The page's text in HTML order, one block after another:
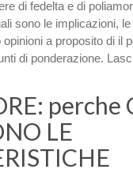
di fedelta e di
sono le implicazioni,
a proposito di il
di ponderazione.
perche
LE